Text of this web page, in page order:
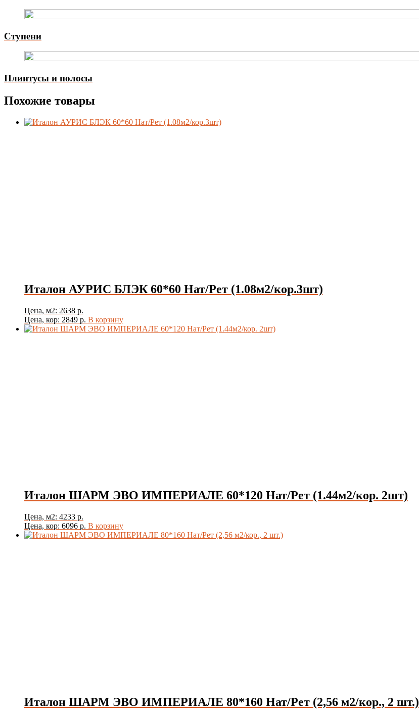
Ступени
Плинтусы и полосы
Похожие товары
Италон АУРИС БЛЭК 60*60 Нат/Рет (1.08м2/кор.3шт)
Цена, м2: 2638 р.
Цена, кор: 2849 р. В корзину
Италон ШАРМ ЭВО ИМПЕРИАЛЕ 60*120 Нат/Рет (1.44м2/кор. 2шт)
Цена, м2: 4233 р.
Цена, кор: 6096 р. В корзину
Италон ШАРМ ЭВО ИМПЕРИАЛЕ 80*160 Нат/Рет (2,56 м2/кор., 2 шт.)